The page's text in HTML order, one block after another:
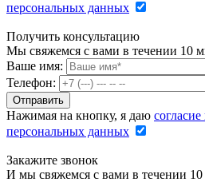
персональных данных
Получить консультацию
Мы свяжемся с вами в течении 10
Ваше имя:
Телефон:
Нажимая на кнопку, я даю
персональных данных
Закажите звонок
И мы свяжемся с вами в течении